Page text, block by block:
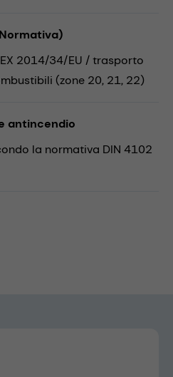
2014/34/EU / trasporto
(zone 20, 21, 22)
antincendio
la normativa DIN 4102